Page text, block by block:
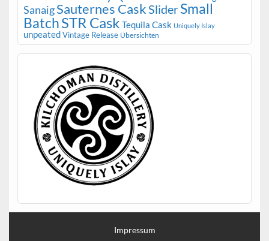
SanaigSauternes CaskSliderSmall
BatchSTR Cask Tequila Cask Uniquely Islay
unpeatedVintage Release Übersichten
Impressum